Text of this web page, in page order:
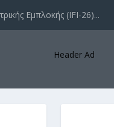
Εμπλοκής (IFI-26)...
Header Ad